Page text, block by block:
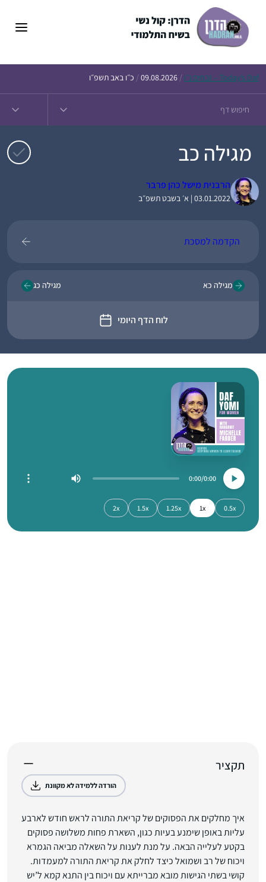
Today’s Daf – זבחים נ״ו /
09.08.2026
/ כ״ו באב תשפ״ו
מגילה כב
הרבנית מישל כהן פרבר
03.01.2022 | א׳ בשבט תשפ״ב
הקדמה למסכת
מגילה כא
לוח הדף היומי
מגילה כג
0:00
0:00
0.5x
1x
1.25x
1.5x
2x
תקציר
הורדה ללמידה לא מקוונת
איך מחלקים את הפסוקים של קריאת התורה לראש חודש לארבע
עליות באופן שימנע בעיות כגון, השארת פחות משלושה פסוקים
בקטע לעלייה הבאה. על מנת לענות על השאלה מביאה הגמרא
ויכוח של רב ושמואל כיצד לחלק את קריאת התורה למעמדות.
קושי בשתי הגישות מובא מברייתא עם ויכוח בין התנא קמא ל’יש